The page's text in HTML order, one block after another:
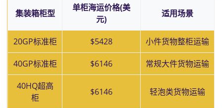
集装箱柜型
单柜海运价格(美
元)
适用场景
20GP标准柜 $5428 小件货物整柜运输
40GP标准柜 $6146 常规大件货物运输
40HQ超高
柜
$6146 轻泡类货物运输